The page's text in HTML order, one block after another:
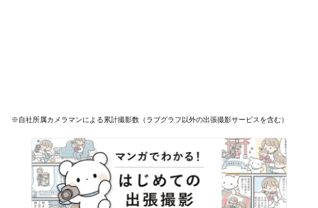
※自社所属カメラマンによる累計撮影数（ラブグラフ以外の出張撮影サービスを含む）